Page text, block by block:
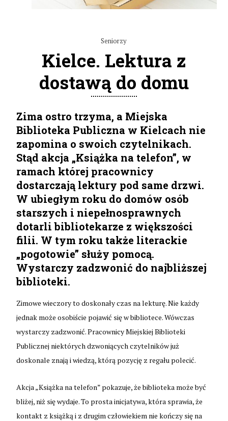
Seniorzy
Kielce. Lektura z
dostawą do domu
Zima ostro trzyma, a Miejska
Biblioteka Publiczna w Kielcach nie
zapomina o swoich czytelnikach.
Stąd akcja „Książka na telefon”, w
ramach której pracownicy
dostarczają lektury pod same drzwi.
W ubiegłym roku do domów osób
starszych i niepełnosprawnych
dotarli bibliotekarze z większości
filii. W tym roku także literackie
„pogotowie” służy pomocą.
Wystarczy zadzwonić do najbliższej
biblioteki.
Zimowe wieczory to doskonały czas na lekturę. Nie każdy
jednak może osobiście pojawić się w bibliotece. Wówczas
wystarczy zadzwonić. Pracownicy Miejskiej Biblioteki
Publicznej niektórych dzwoniących czytelników już
doskonale znają i wiedzą, którą pozycję z regału polecić.
Akcja „Książka na telefon” pokazuje, że biblioteka może być
bliżej, niż się wydaje. To prosta inicjatywa, która sprawia, że
kontakt z książką i z drugim człowiekiem nie kończy się na